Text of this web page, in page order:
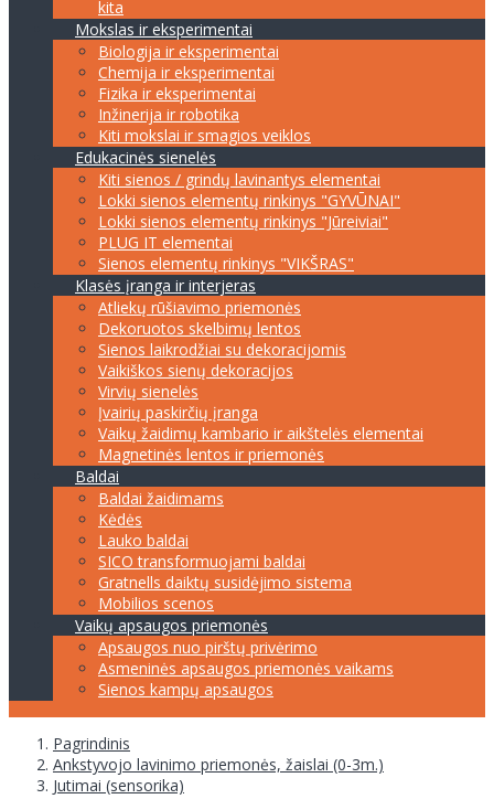
kita
Mokslas ir eksperimentai
Biologija ir eksperimentai
Chemija ir eksperimentai
Fizika ir eksperimentai
Inžinerija ir robotika
Kiti mokslai ir smagios veiklos
Edukacinės sienelės
Kiti sienos / grindų lavinantys elementai
Lokki sienos elementų rinkinys "GYVŪNAI"
Lokki sienos elementų rinkinys "Jūreiviai"
PLUG IT elementai
Sienos elementų rinkinys "VIKŠRAS"
Klasės įranga ir interjeras
Atliekų rūšiavimo priemonės
Dekoruotos skelbimų lentos
Sienos laikrodžiai su dekoracijomis
Vaikiškos sienų dekoracijos
Virvių sienelės
Įvairių paskirčių įranga
Vaikų žaidimų kambario ir aikštelės elementai
Magnetinės lentos ir priemonės
Baldai
Baldai žaidimams
Kėdės
Lauko baldai
SICO transformuojami baldai
Gratnells daiktų susidėjimo sistema
Mobilios scenos
Vaikų apsaugos priemonės
Apsaugos nuo pirštų privėrimo
Asmeninės apsaugos priemonės vaikams
Sienos kampų apsaugos
Pagrindinis
Ankstyvojo lavinimo priemonės, žaislai (0-3m.)
Jutimai (sensorika)